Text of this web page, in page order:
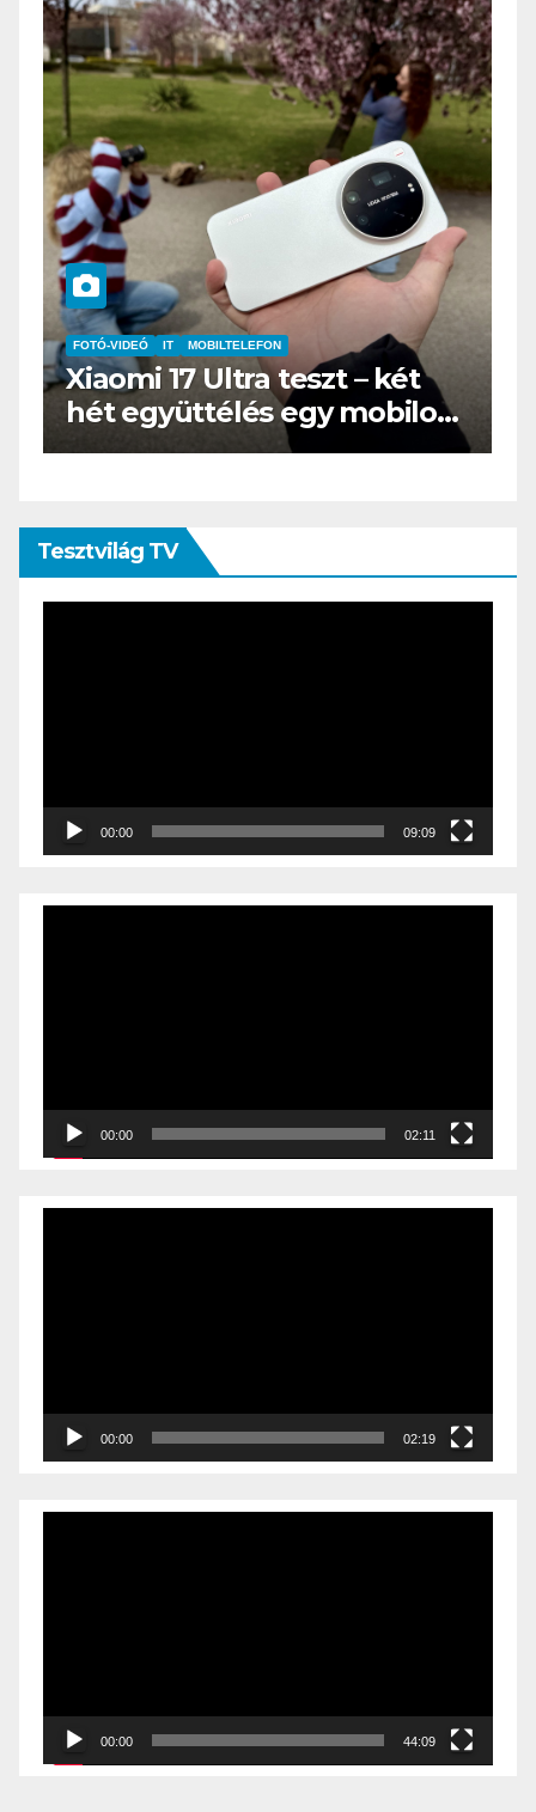
VIDEÓ IT MOBILTELEFON
17 Ultra teszt – két
együttélés egy mobilos
BOOX
az e-
Tesztvilág TV
00:00 09:09
00:00 02:11
00:00 02:19
00:00 44:09